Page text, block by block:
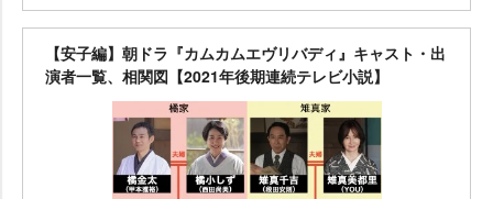
【安子編】朝ドラ『カムカムエヴリバディ』キャスト・出
演者一覧、相関図【2021年後期連続テレビ小説】